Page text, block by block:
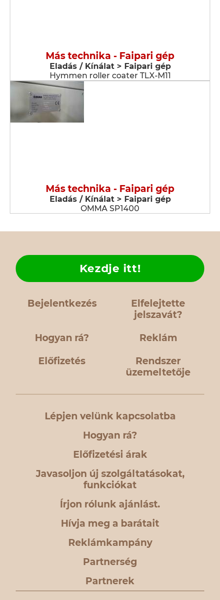
Más technika - Faipari gép
Eladás / Kínálat > Faipari gép
Hymmen roller coater TLX-M11
Más technika - Faipari gép
Eladás / Kínálat > Faipari gép
OMMA SP1400
Bejelentkezés
Elfelejtette
jelszavát?
Hogyan rá?
Kezdje itt!
Reklám
Előfizetés
Rendszer
üzemeltetője
Lépjen velünk kapcsolatba
Hogyan rá?
Előfizetési árak
Javasoljon új szolgáltatásokat,
funkciókat
Írjon rólunk ajánlást.
Hívja meg a barátait
Reklámkampány
Partnerség
Partnerek